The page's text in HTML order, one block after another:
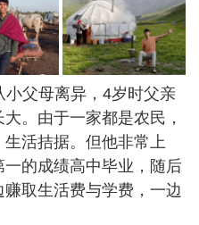
父母离异，4岁时父亲
。由于一家都是农民，
活拮据。但他非常上
的成绩高中毕业，随后
取生活费与学费，一边